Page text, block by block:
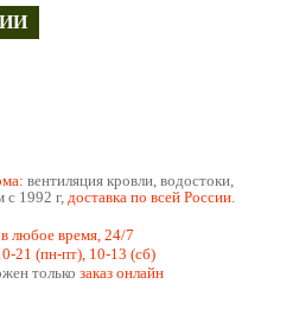
вентиляция кровли, водостоки,
с 1992 г, доставка по всей России.
любое время, 24/7
21 (пн-пт), 10-13 (сб)
только заказ онлайн